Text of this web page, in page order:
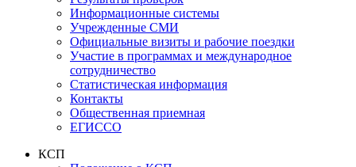
Информационные системы
Учрежденные СМИ
Официальные визиты и рабочие поездки
Участие в программах и международное
сотрудничество
Статистическая информация
Контакты
Общественная приемная
ЕГИССО
КСП